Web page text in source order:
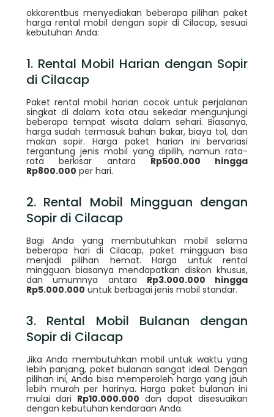
okkarentbus menyediakan beberapa pilihan paket
harga rental mobil dengan sopir di Cilacap, sesuai
kebutuhan Anda:
1. Rental Mobil Harian dengan Sopir
di Cilacap
Paket rental mobil harian cocok untuk perjalanan
singkat di dalam kota atau sekedar mengunjungi
beberapa tempat wisata dalam sehari. Biasanya,
harga sudah termasuk bahan bakar, biaya tol, dan
makan sopir. Harga paket harian ini bervariasi
tergantung jenis mobil yang dipilih, namun rata-
rata berkisar antara Rp500.000 hingga
Rp800.000 per hari.
2. Rental Mobil Mingguan dengan
Sopir di Cilacap
Bagi Anda yang membutuhkan mobil selama
beberapa hari di Cilacap, paket mingguan bisa
menjadi pilihan hemat. Harga untuk rental
mingguan biasanya mendapatkan diskon khusus,
dan umumnya antara Rp3.000.000 hingga
Rp5.000.000 untuk berbagai jenis mobil standar.
3. Rental Mobil Bulanan dengan
Sopir di Cilacap
Jika Anda membutuhkan mobil untuk waktu yang
lebih panjang, paket bulanan sangat ideal. Dengan
pilihan ini, Anda bisa memperoleh harga yang jauh
lebih murah per harinya. Harga paket bulanan ini
mulai dari Rp10.000.000 dan dapat disesuaikan
dengan kebutuhan kendaraan Anda.